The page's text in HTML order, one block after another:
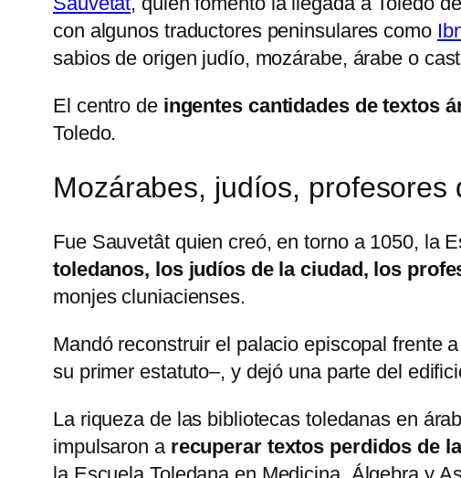
con algunos traductores peninsulares como
sabios de origen judío, mozárabe, árabe o
El centro de ingentes cantidades de textos
Toledo.
Mozárabes, judíos, profesores
Fue Sauvetât quien creó, en torno a 1050, la
toledanos, los judíos de la ciudad, los
monjes cluniacienses.
Mandó reconstruir el palacio episcopal frente
su primer estatuto–, y dejó una parte del
La riqueza de las bibliotecas toledanas en
impulsaron a recuperar textos perdidos de